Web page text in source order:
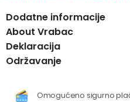
Dodatne informacije
About Vrabac
Deklaracija
Održavanje
Omogućeno sigurno